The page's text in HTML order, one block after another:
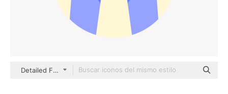
Detailed Flat Circular Flat